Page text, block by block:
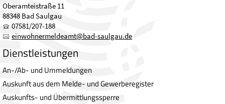
Oberamteistraße 11
88348 Bad Saulgau
07581/207-188
einwohnermeldeamt@bad-saulgau.de
Dienstleistungen
An-/Ab- und Ummeldungen
Auskunft aus dem Melde- und Gewerberegister
Auskunfts- und Übermittlungssperre